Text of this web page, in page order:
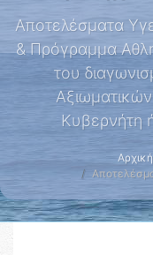
Αποτελέσματα
& Πρόγραμμα
του
Κυβερνήτη